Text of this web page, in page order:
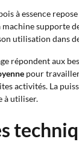
à essence
supporte
utilisation dans
répondent aux
pour
activités. La
à utiliser.